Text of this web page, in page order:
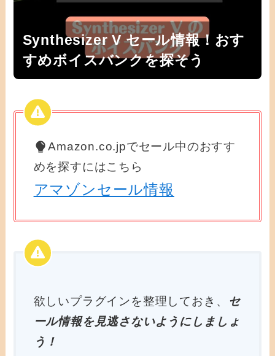
Synthesizer V セール情報！おす
すめボイスバンクを探そう
Amazon.co.jpでセール中のおすす
めを探すにはこちら
アマゾンセール情報
欲しいプラグインを整理しておき、
セ
ール情報を見逃さないようにしましょ
う！